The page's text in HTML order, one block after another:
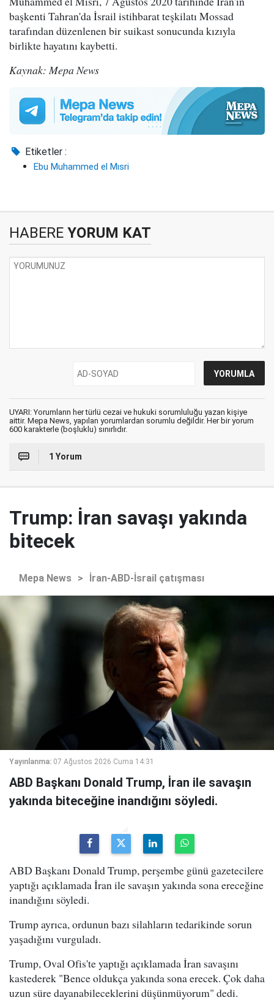
başkenti Tahran'da İsrail istihbarat teşkilatı Mossad
tarafından düzenlenen bir suikast sonucunda kızıyla
birlikte hayatını kaybetti.
Kaynak: Mepa News
Etiketler :
Ebu Muhammed el Mısri
HABERE YORUM KAT
UYARI: Yorumların her türlü cezai ve hukuki sorumluluğu yazan kişiye
aittir. Mepa News, yapılan yorumlardan sorumlu değildir. Her bir yorum
600 karakterle (boşluklu) sınırlıdır.
1 Yorum
Trump: İran savaşı yakında
bitecek
Mepa News > İran-ABD-İsrail çatışması
Yayınlanma: 07 Ağustos 2026 Cuma 14:31
ABD Başkanı Donald Trump, İran ile savaşın
yakında biteceğine inandığını söyledi.
ABD Başkanı Donald Trump, perşembe günü gazetecilere
yaptığı açıklamada İran ile savaşın yakında sona ereceğine
inandığını söyledi.
Trump ayrıca, ordunun bazı silahların tedarikinde sorun
yaşadığını vurguladı.
Trump, Oval Ofis'te yaptığı açıklamada İran savaşını
kastederek "Bence oldukça yakında sona erecek. Çok daha
uzun süre dayanabileceklerini düşünmüyorum" dedi.